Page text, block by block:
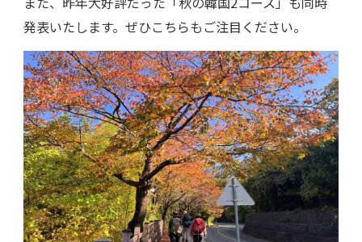
発表いたします。ぜひこちらもご注目ください。